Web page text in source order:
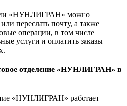
«НУНЛИГРАН» можно
переслать почту, а также
операции, в том числе
услуги и оплатить заказы
отделение «НУНЛИГРАН» в
«НУНЛИГРАН» работает